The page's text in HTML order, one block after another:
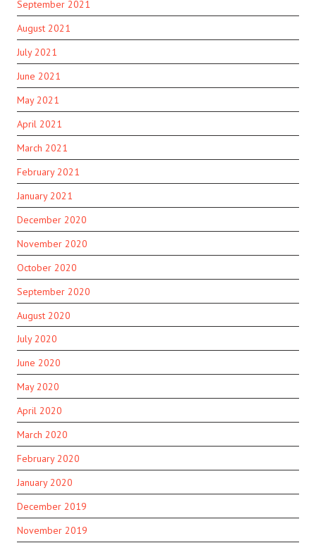
September 2021
August 2021
July 2021
June 2021
May 2021
April 2021
March 2021
February 2021
January 2021
December 2020
November 2020
October 2020
September 2020
August 2020
July 2020
June 2020
May 2020
April 2020
March 2020
February 2020
January 2020
December 2019
November 2019